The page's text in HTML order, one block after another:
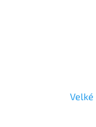
Velké